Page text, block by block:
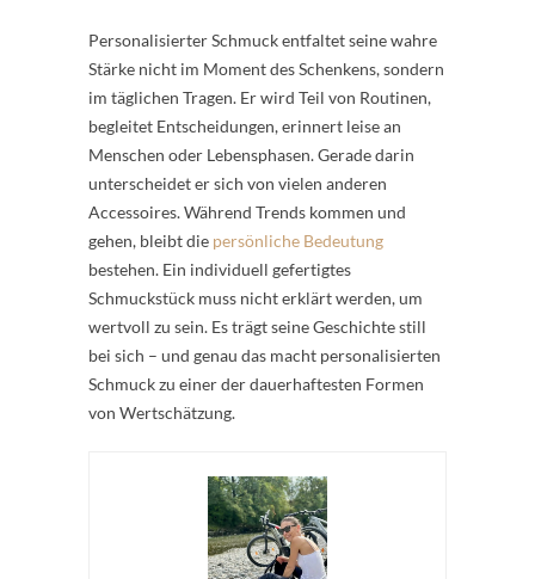
Personalisierter Schmuck entfaltet seine wahre
Stärke nicht im Moment des Schenkens, sondern
im täglichen Tragen. Er wird Teil von Routinen,
begleitet Entscheidungen, erinnert leise an
Menschen oder Lebensphasen. Gerade darin
unterscheidet er sich von vielen anderen
Accessoires. Während Trends kommen und
gehen, bleibt die persönliche Bedeutung
bestehen. Ein individuell gefertigtes
Schmuckstück muss nicht erklärt werden, um
wertvoll zu sein. Es trägt seine Geschichte still
bei sich – und genau das macht personalisierten
Schmuck zu einer der dauerhaftesten Formen
von Wertschätzung.